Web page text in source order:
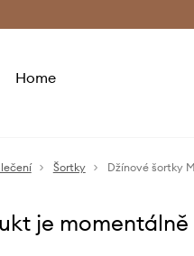
Home
Šortky Džínové šortky
je